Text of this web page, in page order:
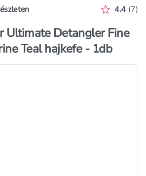
4.4 (7)
Ultimate Detangler Fine
Teal hajkefe - 1db